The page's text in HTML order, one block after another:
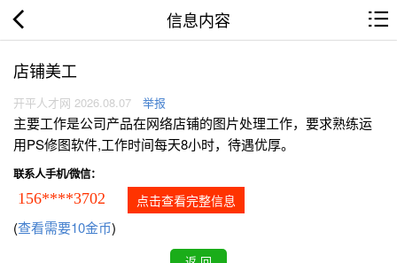
信息内容
店铺美工
开平人才网 2026.08.07 举报
主要工作是公司产品在网络店铺的图片处理工作，要求熟练运
用PS修图软件,工作时间每天8小时，待遇优厚。
联系人手机/微信：
156****3702 点击查看完整信息
(查看需要10金币)